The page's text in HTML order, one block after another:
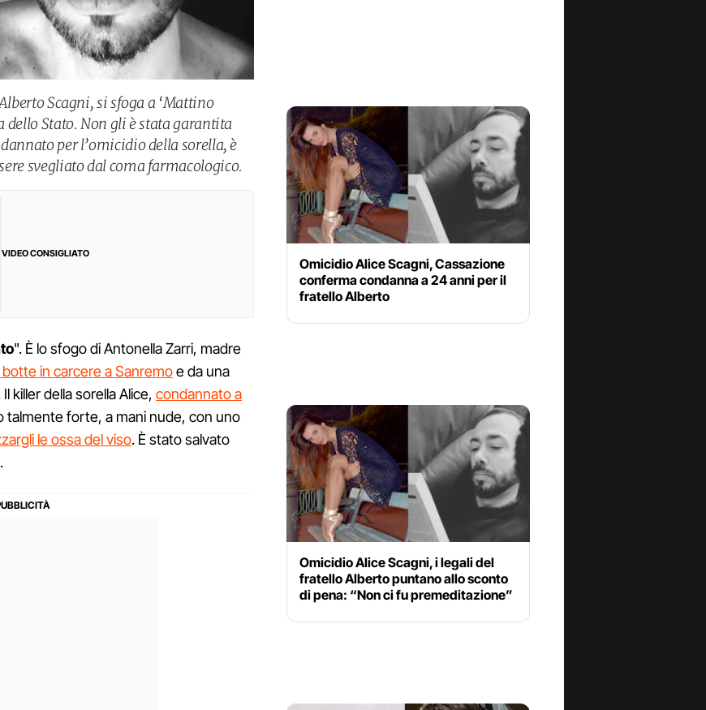
Scagni, si sfoga a ‘Mattino
Stato. Non gli è stata garantita
per l’omicidio della sorella, è
svegliato dal coma farmacologico.
VIDEO CONSIGLIATO
". È lo sfogo di Antonella Zarri, madre
in carcere a Sanremoe da una
killer della sorella Alice, condannato a
talmente forte, a mani nude, con uno
le ossa del viso. È stato salvato
Omicidio Alice Scagni, Cassazione
conferma condanna a 24 anni per il
fratello Alberto
Omicidio Alice Scagni, i legali del
fratello Alberto puntano allo sconto
di pena: “Non ci fu premeditazione”